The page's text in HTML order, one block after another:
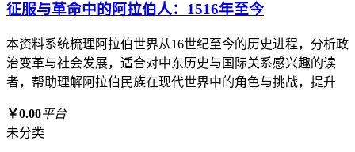
征服与革命中的阿拉伯人：1516年至今
本资料系统梳理阿拉伯世界从16世纪至今的历史进程，分析政
治变革与社会发展，适合对中东历史与国际关系感兴趣的读
者，帮助理解阿拉伯民族在现代世界中的角色与挑战，提升
￥0.00平台
未分类